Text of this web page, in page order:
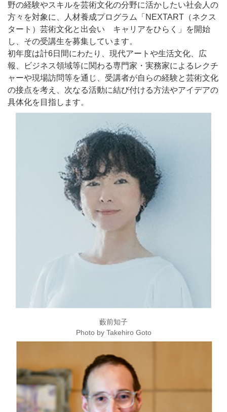
野の経験やスキルを芸術文化の分野に活かしたい社会人の
方々を対象に、人材養成プログラム「NEXTART（ネクス
タート）芸術文化と出会い キャリアをひらく」を開始
し、その受講生を募集しています。
初年度は計6日間にわたり、現代アートや生活文化、広
報、ビジネス領域等に関わる専門家・実務家によるレクチ
ャーや現場訪問等を通じ、受講者が自らの経験と芸術文化
の接点を考え、次なる活動に結び付ける方法やアイデアの
具体化を目指します。
藪前知子
Photo by Takehiro Goto